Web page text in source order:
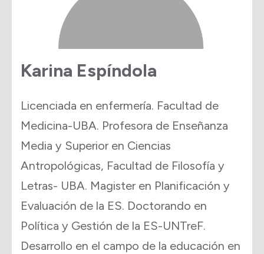
Karina Espíndola
Licenciada en enfermería. Facultad de
Medicina-UBA. Profesora de Enseñanza
Media y Superior en Ciencias
Antropológicas, Facultad de Filosofía y
Letras- UBA. Magister en Planificación y
Evaluación de la ES. Doctorando en
Política y Gestión de la ES-UNTreF.
Desarrollo en el campo de la educación en